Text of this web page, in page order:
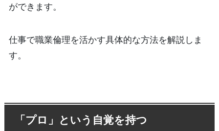
ができます。
仕事で職業倫理を活かす具体的な方法を解説しま
す。
「プロ」という自覚を持つ